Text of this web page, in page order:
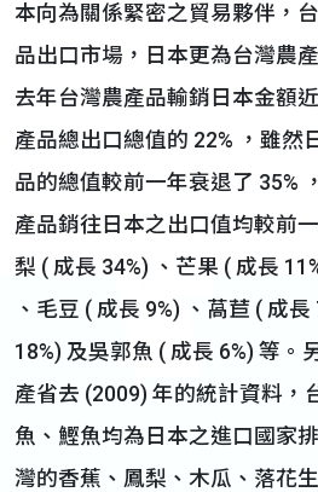
本向為關係緊密之貿易夥伴，
品出口市場，日本更為台灣農
去年台灣農產品輸銷日本金額
產品總出口總值的 22% ，雖然
品的總值較前一年衰退了 35%
產品銷往日本之出口值均較前
梨 ( 成長 34%) 、芒果 ( 成長
、毛豆 ( 成長 9%) 、萵苣 ( 成
18%) 及吳郭魚 ( 成長 6%) 等。
產省去 (2009) 年的統計資料，
魚、鰹魚均為日本之進口國家
灣的香蕉、鳳梨、木瓜、落花